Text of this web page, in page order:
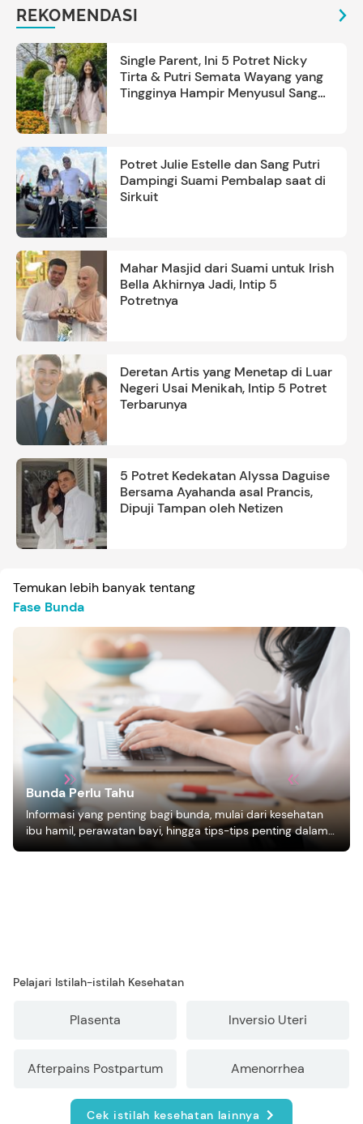
REKOMENDASI
Single Parent, Ini 5 Potret Nicky
Tirta & Putri Semata Wayang yang
Tingginya Hampir Menyusul Sang
Potret Julie Estelle dan Sang Putri
Dampingi Suami Pembalap saat di
Sirkuit
Mahar Masjid dari Suami untuk Irish
Bella Akhirnya Jadi, Intip 5
Potretnya
Deretan Artis yang Menetap di Luar
Negeri Usai Menikah, Intip 5 Potret
Terbarunya
5 Potret Kedekatan Alyssa Daguise
Bersama Ayahanda asal Prancis,
Dipuji Tampan oleh Netizen
Temukan lebih banyak tentang
Fase Bunda
Bunda Perlu Tahu
Informasi yang penting bagi bunda, mulai dari kesehatan
ibu hamil, perawatan bayi, hingga tips-tips penting dalam
mengasuh anak
Pelajari Istilah-istilah Kesehatan
Plasenta Inversio Uteri
Afterpains Postpartum Amenorrhea
Cek istilah kesehatan lainnya